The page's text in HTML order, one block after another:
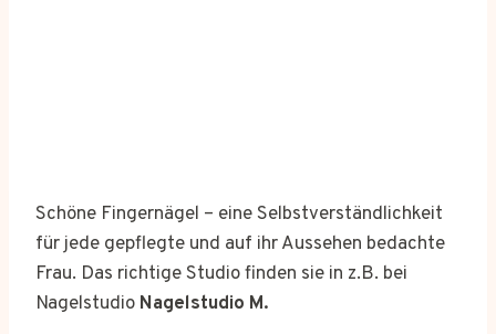
Schöne Fingernägel – eine Selbstverständlichkeit
für jede gepflegte und auf ihr Aussehen bedachte
Frau. Das richtige Studio finden sie in z.B. bei
Nagelstudio Nagelstudio M.